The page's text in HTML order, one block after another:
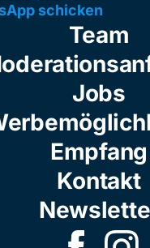
schicken
Team
Jobs
Empfang
Kontakt